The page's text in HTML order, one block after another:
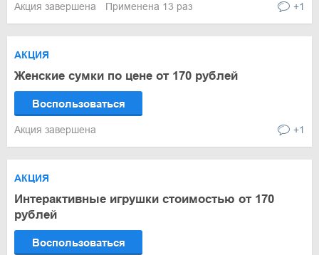
Акция завершена Применена 13 раз +1
АКЦИЯ
Женские сумки по цене от 170 рублей
Воспользоваться
Акция завершена +1
АКЦИЯ
Интерактивные игрушки стоимостью от 170
рублей
Воспользоваться